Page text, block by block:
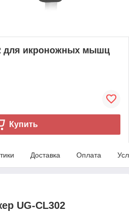
для икроножных мышц
Купить
Доставка Оплата
UG-CL302